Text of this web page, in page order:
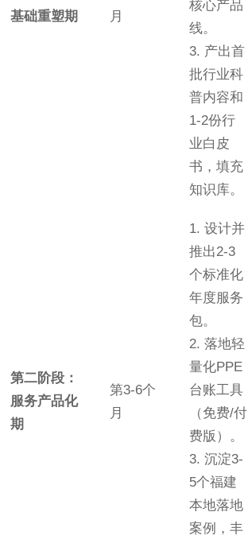
基础重塑期
月
核心产品
线。
3. 产出首
批行业科
普内容和
1-2份行
业白皮
书，填充
知识库。
第二阶段：
服务产品化
期
第3-6个
月
1. 设计并
推出2-3
个标准化
年度服务
包。
2. 落地轻
量化PPE
台账工具
（免费/付
费版）。
3. 沉淀3-
5个福建
本地落地
案例，丰